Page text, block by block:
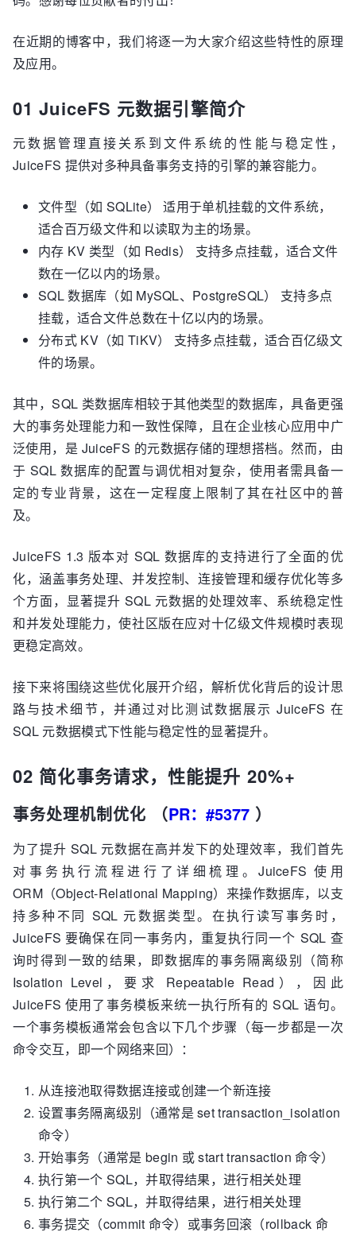
在近期的博客中，我们将逐一为大家介绍这些特性的原理
及应用。
01 JuiceFS 元数据引擎简介
元数据管理直接关系到文件系统的性能与稳定性，
JuiceFS 提供对多种具备事务支持的引擎的兼容能力。
文件型（如 SQLite） 适用于单机挂载的文件系统，
适合百万级文件和以读取为主的场景。
内存 KV 类型（如 Redis） 支持多点挂载，适合文件
数在一亿以内的场景。
SQL 数据库（如 MySQL、PostgreSQL） 支持多点
挂载，适合文件总数在十亿以内的场景。
分布式 KV（如 TiKV） 支持多点挂载，适合百亿级文
件的场景。
其中，SQL 类数据库相较于其他类型的数据库，具备更强
大的事务处理能力和一致性保障，且在企业核心应用中广
泛使用，是 JuiceFS 的元数据存储的理想搭档。然而，由
于 SQL 数据库的配置与调优相对复杂，使用者需具备一
定的专业背景，这在一定程度上限制了其在社区中的普
及。
JuiceFS 1.3 版本对 SQL 数据库的支持进行了全面的优
化，涵盖事务处理、并发控制、连接管理和缓存优化等多
个方面，显著提升 SQL 元数据的处理效率、系统稳定性
和并发处理能力，使社区版在应对十亿级文件规模时表现
更稳定高效。
接下来将围绕这些优化展开介绍，解析优化背后的设计思
路与技术细节，并通过对比测试数据展示 JuiceFS 在
SQL 元数据模式下性能与稳定性的显著提升。
02 简化事务请求，性能提升 20%+
事务处理机制优化 （PR：#5377 ）
为了提升 SQL 元数据在高并发下的处理效率，我们首先
对事务执行流程进行了详细梳理。JuiceFS 使用
ORM（Object-Relational Mapping）来操作数据库，以支
持多种不同 SQL 元数据类型。在执行读写事务时，
JuiceFS 要确保在同一事务内，重复执行同一个 SQL 查
询时得到一致的结果，即数据库的事务隔离级别（简称
Isolation Level，要求 Repeatable Read），因此
JuiceFS 使用了事务模板来统一执行所有的 SQL 语句。
一个事务模板通常会包含以下几个步骤（每一步都是一次
命令交互，即一个网络来回）：
从连接池取得数据连接或创建一个新连接
设置事务隔离级别（通常是 set transaction_isolation
命令）
开始事务（通常是 begin 或 start transaction 命令）
执行第一个 SQL，并取得结果，进行相关处理
执行第二个 SQL，并取得结果，进行相关处理
事务提交（commit 命令）或事务回滚（rollback 命